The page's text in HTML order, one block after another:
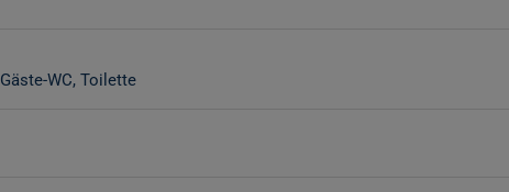
Gäste-WC Toilette